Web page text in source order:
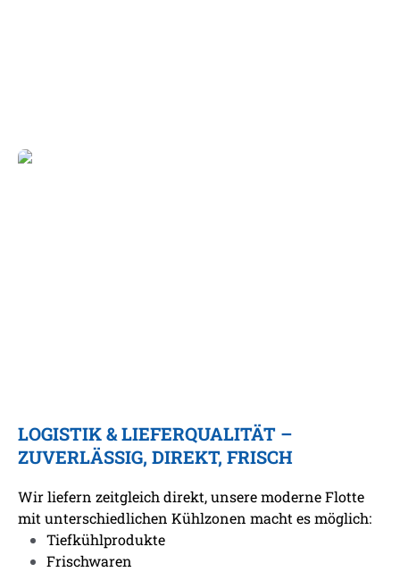
LOGISTIK & LIEFERQUALITÄT –
ZUVERLÄSSIG, DIREKT, FRISCH
Wir liefern zeitgleich direkt, unsere moderne Flotte
mit unterschiedlichen Kühlzonen macht es möglich:
Tiefkühlprodukte
Frischwaren